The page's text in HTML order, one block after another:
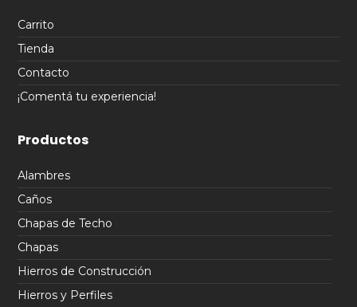
Carrito
Tienda
Contacto
¡Comentá tu experiencia!
Productos
Alambres
Caños
Chapas de Techo
Chapas
Hierros de Construcción
Hierros y Perfiles